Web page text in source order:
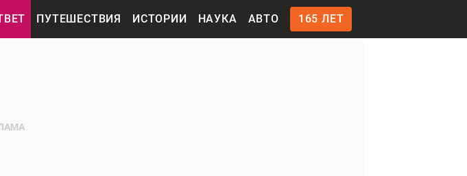
ПУТЕШЕСТВИЯ ИСТОРИИ НАУКА АВТО 165 ЛЕТ